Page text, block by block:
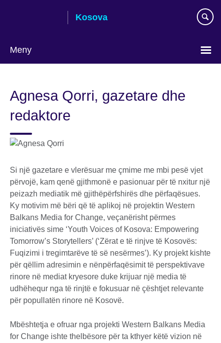
Kosova
Meny
language
Agnesa Qorri, gazetare dhe
redaktore
Si një gazetare e vlerësuar me çmime me mbi pesë vjet
përvojë, kam qenë gjithmonë e pasionuar për të nxitur një
peizazh mediatik më gjithëpërfshirës dhe përfaqësues.
Ky motivim më bëri që të aplikoj në projektin Western
Balkans Media for Change, veçanërisht përmes
iniciativës sime ‘Youth Voices of Kosova: Empowering
Tomorrow’s Storytellers’ (‘Zërat e të rinjve të Kosovës:
Fuqizimi i tregimtarëve të së nesërmes’). Ky projekt kishte
për qëllim adresimin e nënpërfaqësimit të perspektivave
rinore në mediat kryesore duke krijuar një media të
udhëhequr nga të rinjtë e fokusuar në çështjet relevante
për popullatën rinore në Kosovë.
Mbështetja e ofruar nga projekti Western Balkans Media
for Change ishte thelbësore për ta kthyer këtë vizion në